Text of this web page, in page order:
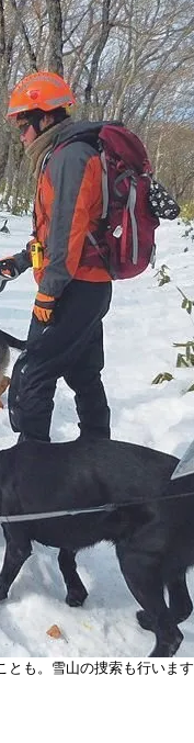
とも。雪山の捜索も行います